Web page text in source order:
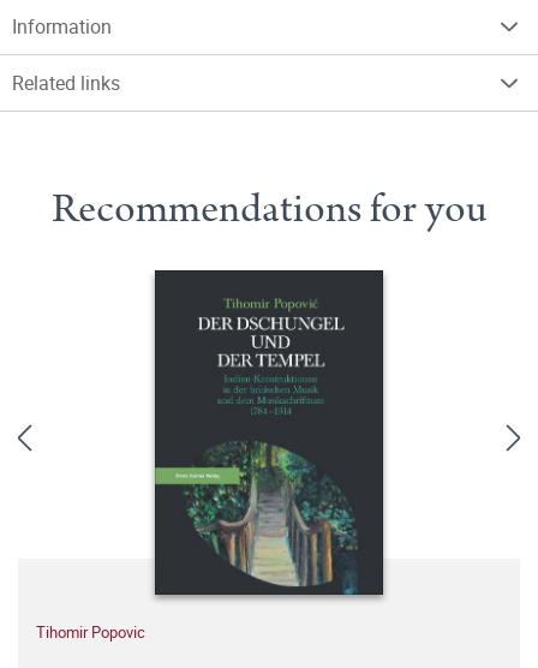
Information
Related links
Recommendations for you
Tihomir Popovic